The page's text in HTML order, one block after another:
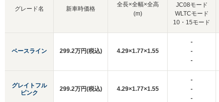
グレード名
ベースライン
グレイトフル
ピンク
新車時価格
全長×全幅×全高
(m)
JC08モード
WLTCモード
10・15モード
299.2万円(税込) 4.29×1.77×1.55
-
-
-
299.2万円(税込) 4.29×1.77×1.55
-
-
-